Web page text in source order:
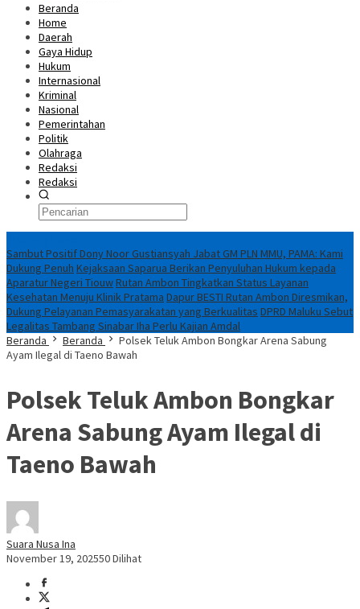
Beranda
Home
Daerah
Gaya Hidup
Hukum
Internasional
Kriminal
Nasional
Pemerintahan
Politik
Olahraga
Redaksi
Redaksi
Sambut Positif Dony Noor Gustiansyah Jabat GM PLN MMU, PAMA: Kami
Dukung Penuh Kejaksaan Saparua Berikan Penyuluhan Hukum kepada
Aparatur Negeri TiouwRutan Ambon Tingkatkan Status Layanan
Kesehatan Menuju Klinik Pratama Dapur BESTI Rutan Ambon Diresmikan,
Dukung Pelayanan Pemasyarakatan yang Berkualitas DPRD Maluku Sebut
Legalitas Tambang Sinabar Iha Perlu Kajian Amdal
Beranda
Beranda
Polsek Teluk Ambon Bongkar Arena Sabung
Ayam Ilegal di Taeno Bawah
Polsek Teluk Ambon Bongkar
Arena Sabung Ayam Ilegal di
Taeno Bawah
Suara Nusa Ina
November 19, 202550 Dilihat